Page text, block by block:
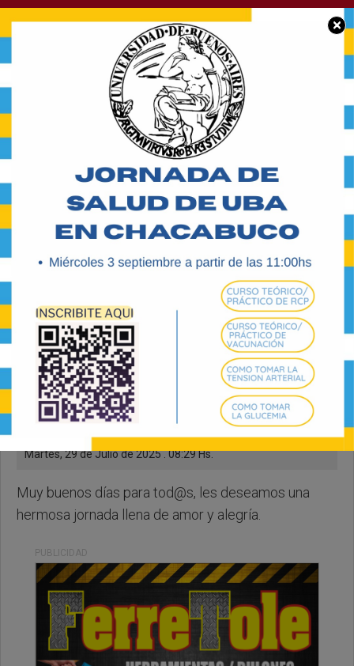
×
Feliz martes para
tod@s
Martes, 29 de Julio de 2025 . 08:29 Hs.
Muy buenos días para tod@s, les deseamos una
hermosa jornada llena de amor y alegría.
PUBLICIDAD